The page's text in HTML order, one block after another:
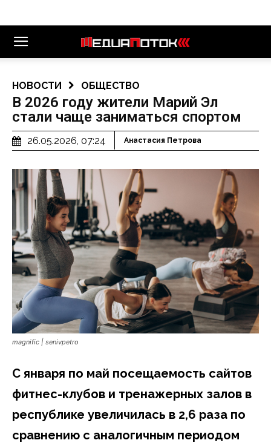
НОВОСТИ ОБЩЕСТВО
В 2026 году жители Марий Эл
стали чаще заниматься спортом
26.05.2026, 07:24 Анастасия Петрова
magnific | senivpetro
С января по май посещаемость сайтов
фитнес-клубов и тренажерных залов в
республике увеличилась в 2,6 раза по
сравнению с аналогичным периодом